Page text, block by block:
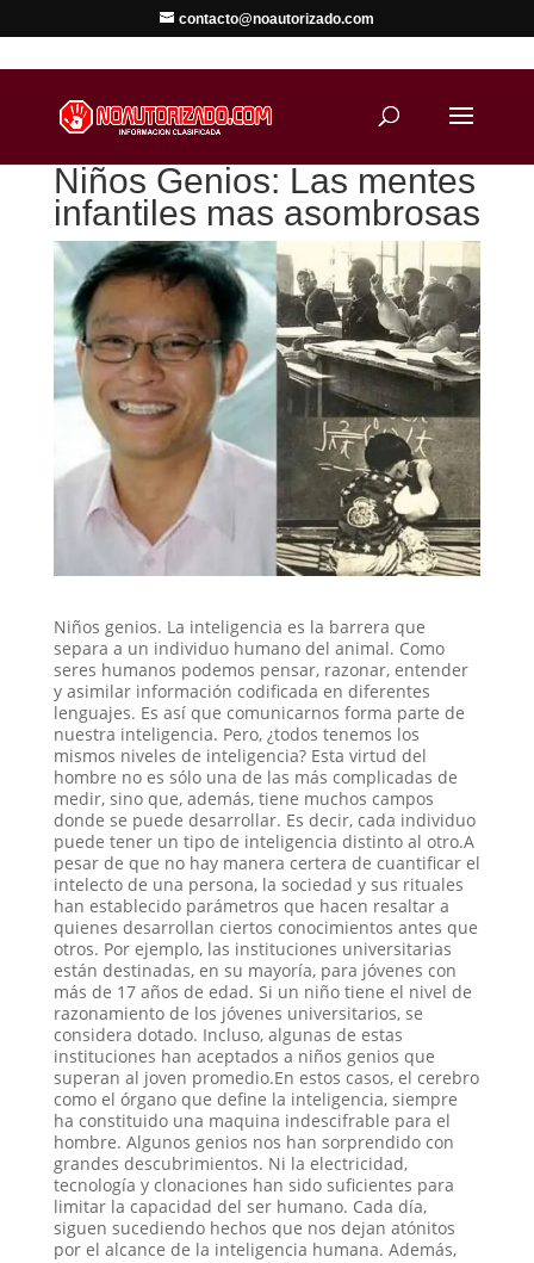
contacto@noautorizado.com
Niños Genios: Las mentes
infantiles mas asombrosas
Niños genios. La inteligencia es la barrera que
separa a un individuo humano del animal. Como
seres humanos podemos pensar, razonar, entender
y asimilar información codificada en diferentes
lenguajes. Es así que comunicarnos forma parte de
nuestra inteligencia. Pero, ¿todos tenemos los
mismos niveles de inteligencia? Esta virtud del
hombre no es sólo una de las más complicadas de
medir, sino que, además, tiene muchos campos
donde se puede desarrollar. Es decir, cada individuo
puede tener un tipo de inteligencia distinto al otro.A
pesar de que no hay manera certera de cuantificar el
intelecto de una persona, la sociedad y sus rituales
han establecido parámetros que hacen resaltar a
quienes desarrollan ciertos conocimientos antes que
otros. Por ejemplo, las instituciones universitarias
están destinadas, en su mayoría, para jóvenes con
más de 17 años de edad. Si un niño tiene el nivel de
razonamiento de los jóvenes universitarios, se
considera dotado. Incluso, algunas de estas
instituciones han aceptados a niños genios que
superan al joven promedio.En estos casos, el cerebro
como el órgano que define la inteligencia, siempre
ha constituido una maquina indescifrable para el
hombre. Algunos genios nos han sorprendido con
grandes descubrimientos. Ni la electricidad,
tecnología y clonaciones han sido suficientes para
limitar la capacidad del ser humano. Cada día,
siguen sucediendo hechos que nos dejan atónitos
por el alcance de la inteligencia humana. Además,